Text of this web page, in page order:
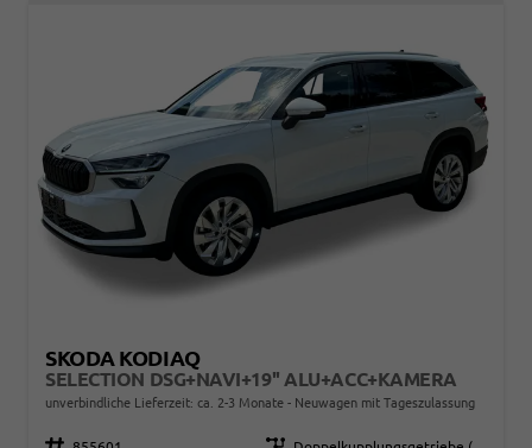
SKODA KODIAQ
SELECTION DSG+NAVI+19'' ALU+ACC+KAMERA
unverbindliche Lieferzeit: ca. 2-3 Monate Neuwagen mit Tageszulassung